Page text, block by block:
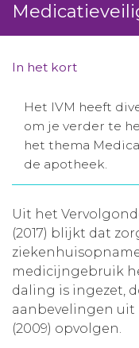
Projecten
Contact
Winkelwagentje
Aanmelden
In het kort
Het IVM heeft
om je verder te
het thema
de apotheek.
Uit het
(2017) blijkt dat
medicijngebruik
daling is ingezet,
aanbevelingen uit
(2009) opvolgen.